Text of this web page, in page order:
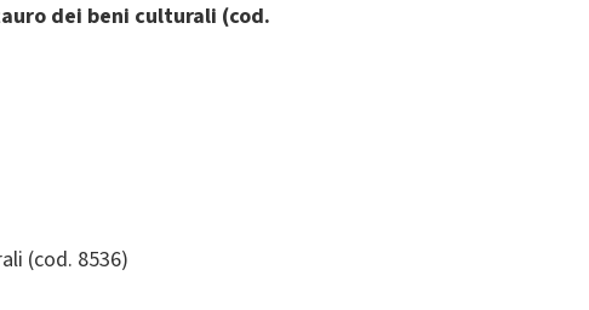
dei beni culturali (cod.
(cod. 8536)